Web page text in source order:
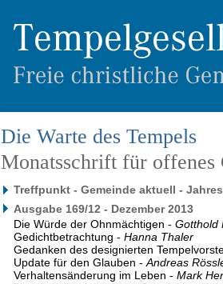
Die Warte des Tempels
Monatsschrift für offenes
Treffpunkt - Gemeinde aktuell -
Ausgabe 169/12 - Dezember 2013
Die Würde der Ohnmächtigen - Gotthold
Gedichtbetrachtung - Hanna Thaler
Gedanken des designierten
Update für den Glauben - Andreas
Verhaltensänderung im Leben - Mark